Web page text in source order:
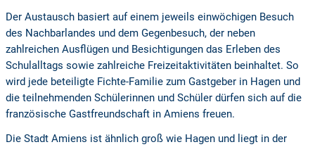
Der Austausch basiert auf einem jeweils einwöchigen Besuch
des Nachbarlandes und dem Gegenbesuch, der neben
zahlreichen Ausflügen und Besichtigungen das Erleben des
Schulalltags sowie zahlreiche Freizeitaktivitäten beinhaltet. So
wird jede beteiligte Fichte-Familie zum Gastgeber in Hagen und
die teilnehmenden Schülerinnen und Schüler dürfen sich auf die
französische Gastfreundschaft in Amiens freuen.
Die Stadt Amiens ist ähnlich groß wie Hagen und liegt in der